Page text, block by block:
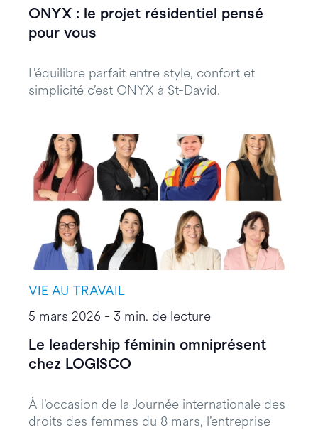
ONYX : le projet résidentiel pensé
pour vous
L’équilibre parfait entre style, confort et
simplicité c’est ONYX à St-David.
VIE AU TRAVAIL
5 mars 2026 - 3 min. de lecture
Le leadership féminin omniprésent
chez LOGISCO
À l’occasion de la Journée internationale des
droits des femmes du 8 mars, l’entreprise